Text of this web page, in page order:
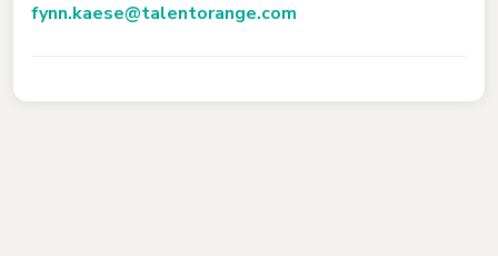
fynn.kaese@talentorange.com